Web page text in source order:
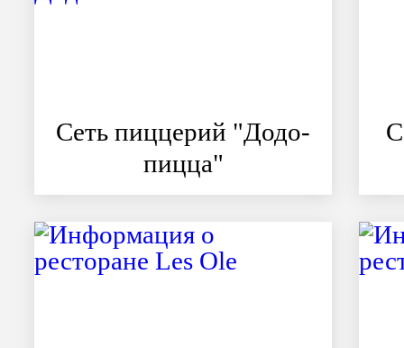
Сеть пиццерий "Додо-
пицца"